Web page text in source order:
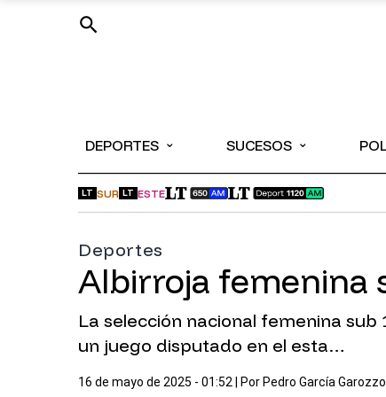
DEPORTES ⌄ SUCESOS ⌄
LT SUR LT ESTE
Deportes
Albirroja femenina
La selección nacional femenina
un juego disputado en el esta…
16 de mayo de 2025 - 01:52 | Por Pedro García Garozzo